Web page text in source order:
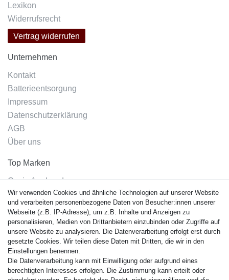
Lexikon
Widerrufsrecht
Vertrag widerrufen
Unternehmen
Kontakt
Batterieentsorgung
Impressum
Datenschutzerklärung
AGB
Über uns
Top Marken
Casio Armband
Festina Armband
Citizen Armband
M. Lacroix Armband
J. Lemans Armband
Uhrenarmbänder - Alle
Sicherheit
Wir verwenden Cookies und ähnliche Technologien auf unserer Website
und verarbeiten personenbezogene Daten von Besucher:innen unserer
Webseite (z.B. IP-Adresse), um z.B. Inhalte und Anzeigen zu
personalisieren, Medien von Drittanbietern einzubinden oder Zugriffe auf
unsere Website zu analysieren. Die Datenverarbeitung erfolgt erst durch
gesetzte Cookies. Wir teilen diese Daten mit Dritten, die wir in den
Einstellungen benennen.
Die Datenverarbeitung kann mit Einwilligung oder aufgrund eines
berechtigten Interesses erfolgen. Die Zustimmung kann erteilt oder